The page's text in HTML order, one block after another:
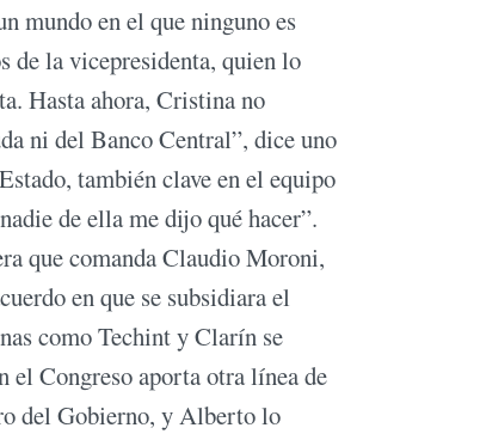
mundo en el que ninguno es
de la vicepresidenta, quien lo
Hasta ahora, Cristina no
ni del Banco Central”, dice uno
también clave en el equipo
de ella me dijo qué hacer”.
que comanda Claudio Moroni,
en que se subsidiara el
como Techint y Clarín se
el Congreso aporta otra línea de
del Gobierno, y Alberto lo